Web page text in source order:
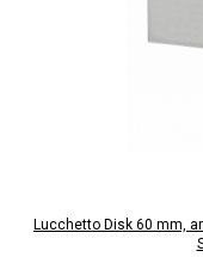
Lucchetto Disk 60 mm,